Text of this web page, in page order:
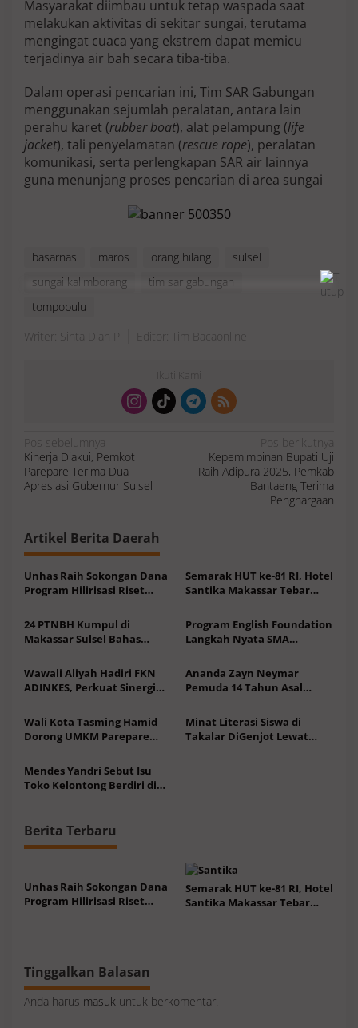
Masyarakat diimbau untuk tetap waspada saat
melakukan aktivitas di sekitar sungai, terutama
mengingat cuaca yang ekstrem dapat memicu
terjadinya air bah secara tiba-tiba.
Dalam operasi pencarian ini, Tim SAR Gabungan
menggunakan sejumlah peralatan, antara lain
perahu karet (rubber boat), alat pelampung (life
jacket), tali penyelamatan (rescue rope), peralatan
komunikasi, serta perlengkapan SAR air lainnya
guna menunjang proses pencarian di area sungai
basarnas maros orang hilang
sulsel
sungai kalimborang
tim sar gabungan
tompobulu
Writer: Sinta Dian P
Editor: Tim Bacaonline
v
i
g
a
s
Pos sebelumnya
Kinerja Diakui, Pemkot
Parepare Terima Dua
Apresiasi Gubernur Sulsel
Pos berikutnya
Kepemimpinan Bupati Uji
Raih Adipura 2025, Pemkab
Bantaeng Terima
Penghargaan
Artikel Berita Daerah
Unhas Raih Sokongan Dana
Program Hilirisasi Riset
Inovasi
Semarak HUT ke-81 RI, Hotel
Santika Makassar Tebar
Agustus
24 PTNBH Kumpul di
Makassar Sulsel Bahas
Pendidikan
Program English Foundation
Langkah Nyata SMA
Kompetensi Global
Wawali Aliyah Hadiri FKN
ADINKES, Perkuat Sinergi
Ananda Zayn Neymar
Pemuda 14 Tahun Asal
2026
Wali Kota Tasming Hamid
Dorong UMKM Parepare
Minat Literasi Siswa di
Takalar DiGenjot Lewat
Mendes Yandri Sebut Isu
Toko Kelontong Berdiri di
Hoaks
Berita Terbaru
Unhas Raih Sokongan Dana
Program Hilirisasi Riset
Semarak HUT ke-81 RI, Hotel
Santika Makassar Tebar
Tinggalkan Balasan
Anda harus masuk untuk berkomentar.